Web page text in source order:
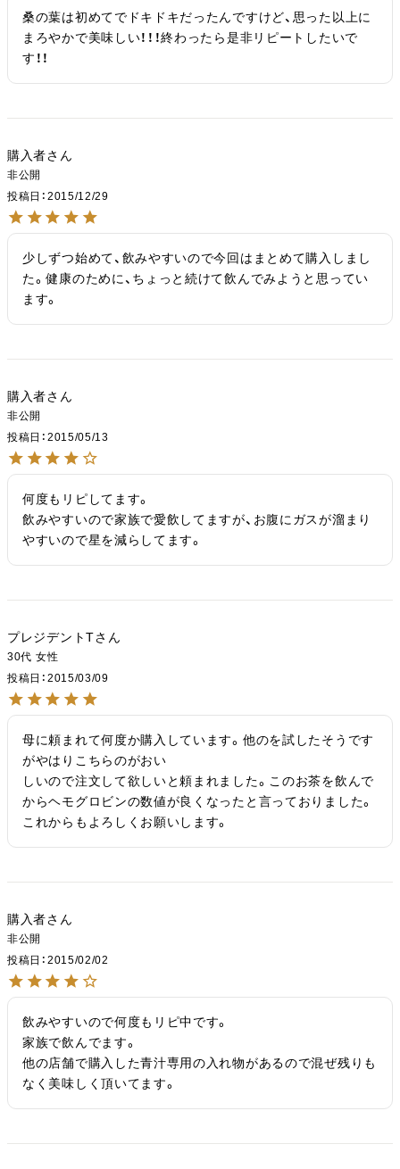
桑の葉は初めてでドキドキだったんですけど、思った以上に
まろやかで美味しい！！！終わったら是非リピートしたいで
す！！
購入者
非公開
投稿日
2015/12/29
少しずつ始めて、飲みやすいので今回はまとめて購入しまし
た。健康のために、ちょっと続けて飲んでみようと思ってい
ます。
購入者
非公開
投稿日
2015/05/13
何度もリピしてます。
飲みやすいので家族で愛飲してますが、お腹にガスが溜まり
やすいので星を減らしてます。
プレジデントT
30代 女性
投稿日
2015/03/09
母に頼まれて何度か購入しています。他のを試したそうです
がやはりこちらのがおい
しいので注文して欲しいと頼まれました。このお茶を飲んで
からヘモグロビンの数値が良くなったと言っておりました。
これからもよろしくお願いします。
購入者
非公開
投稿日
2015/02/02
飲みやすいので何度もリピ中です。
家族で飲んでます。
他の店舗で購入した青汁専用の入れ物があるので混ぜ残りも
なく美味しく頂いてます。